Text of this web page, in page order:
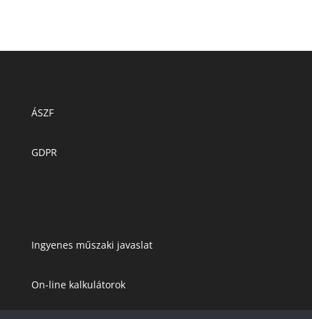
ÁSZF
GDPR
Ingyenes műszaki javaslat
On-line kalkulátorok